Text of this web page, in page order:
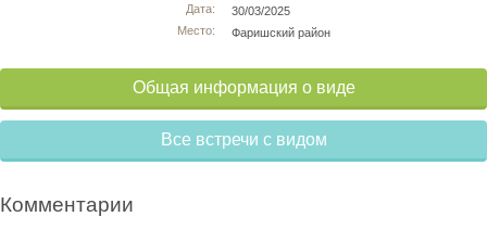
Дата:
Место:
30/03/2025
Фаришский район
Общая информация о виде
Все встречи с видом
Комментарии